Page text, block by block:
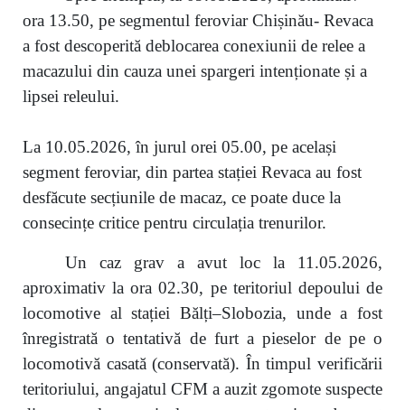
ora 13.50, pe segmentul feroviar Chișinău- Revaca
a fost descoperită deblocarea conexiunii de relee a
macazului din cauza unei spargeri intenționate și a
lipsei releului.
La 10.05.2026, în jurul orei 05.00, pe același
segment feroviar, din partea stației Revaca au fost
desfăcute secțiunile de macaz, ce poate duce la
consecințe critice pentru circulația trenurilor.
Un caz grav a avut loc la 11.05.2026,
aproximativ la ora 02.30, pe teritoriul depoului de
locomotive al stației Bălți–Slobozia, unde a fost
înregistrată o tentativă de furt a pieselor de pe o
locomotivă casată (conservată). În timpul verificării
teritoriului, angajatul CFM a auzit zgomote suspecte